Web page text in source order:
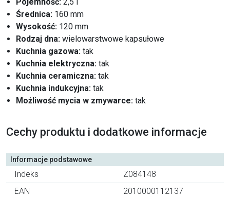
Średnica: 160 mm
Wysokość: 120 mm
Rodzaj dna: wielowarstwowe kapsułowe
Kuchnia gazowa: tak
Kuchnia elektryczna: tak
Kuchnia ceramiczna: tak
Kuchnia indukcyjna: tak
Możliwość mycia w zmywarce: tak
Cechy produktu i dodatkowe informacje
Informacje podstawowe
Indeks
Z084148
EAN
2010000112137